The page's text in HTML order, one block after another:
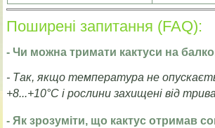
Поширені запитання (FAQ):
- Чи можна тримати кактуси на
- Так, якщо температура не
+8...+10°C і рослини захищені від
- Як зрозуміти, що кактус отримав